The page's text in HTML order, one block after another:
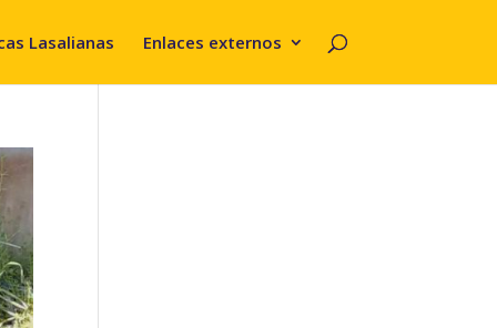
Lasalianas Enlaces externos